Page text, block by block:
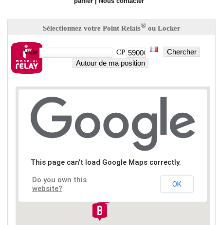
Sélectionnez votre Point Relais®ou Locker
Ville CP
Chercher
Autour de ma position
This page can't load Google Maps correctly.
Do you own this
website?
OK